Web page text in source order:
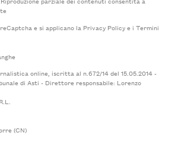
e si applicano la Privacy Policye i Termini
online, iscritta al n.672/14 del 15.05.2014 -
di Asti - Direttore responsabile: Lorenzo
(CN)